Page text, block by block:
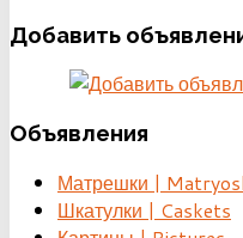
Добавить
Объявления
Матрешки |
Шкатулки | Caskets